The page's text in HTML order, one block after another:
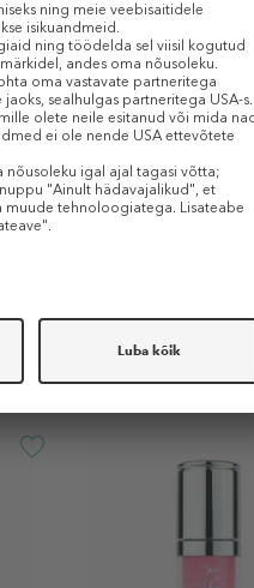
luksuslik huulepulk pakub
marja ekstrakt annavad
huuled nooruslikuks.